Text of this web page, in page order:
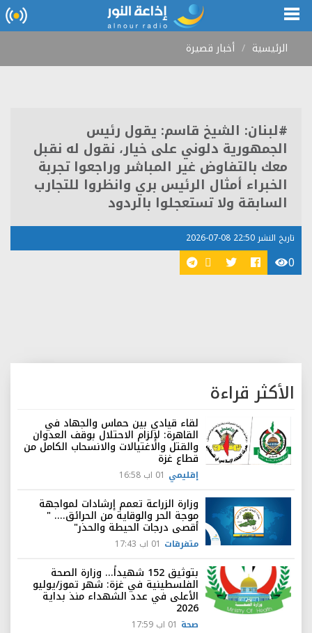
الرئيسية أخبار قصيرة
#لبنان: الشيخ قاسم: يقول رئيس
الجمهورية دلوني على خيار، نقول له نقبل
معك بالتفاوض غير المباشر وراجعوا تجربة
الخبراء أمثال الرئيس بري وانظروا للتجارب
السابقة ولا تستعجلوا بالردود
تاريخ النشر 22:50 08-07-2026
0
الأكثر قراءة
لقاء قيادي بين حماس والجهاد في
القاهرة: لإلزام الاحتلال بوقف العدوان
والقتل والاغتيالات والانسحاب الكامل من
قطاع غزة
إقليمي 01 اب 16:58
وزارة الزراعة تعمم إرشادات لمواجهة
موجة الحر والوقاية من الحرائق.... "
أقصى درجات الحيطة والحذر"
متفرقات 01 اب 17:43
بتوثيق 152 شهيداً... وزارة الصحة
الفلسطينية في غزة: شهر تموز/يوليو
الأعلى في عدد الشهداء منذ بداية
2026
صحة 01 اب 17:59